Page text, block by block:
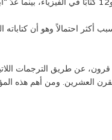
بلغت مؤلفات الكندي وفقًا لرواية “ابن نديم” حوالي 260 كتاب، منها 32 في الهندسة، و22 في كل من الفلسفة
احتمالاً وهو أن كتاباته
عن طريق الترجمات
العشرين. ومن أهم هذه